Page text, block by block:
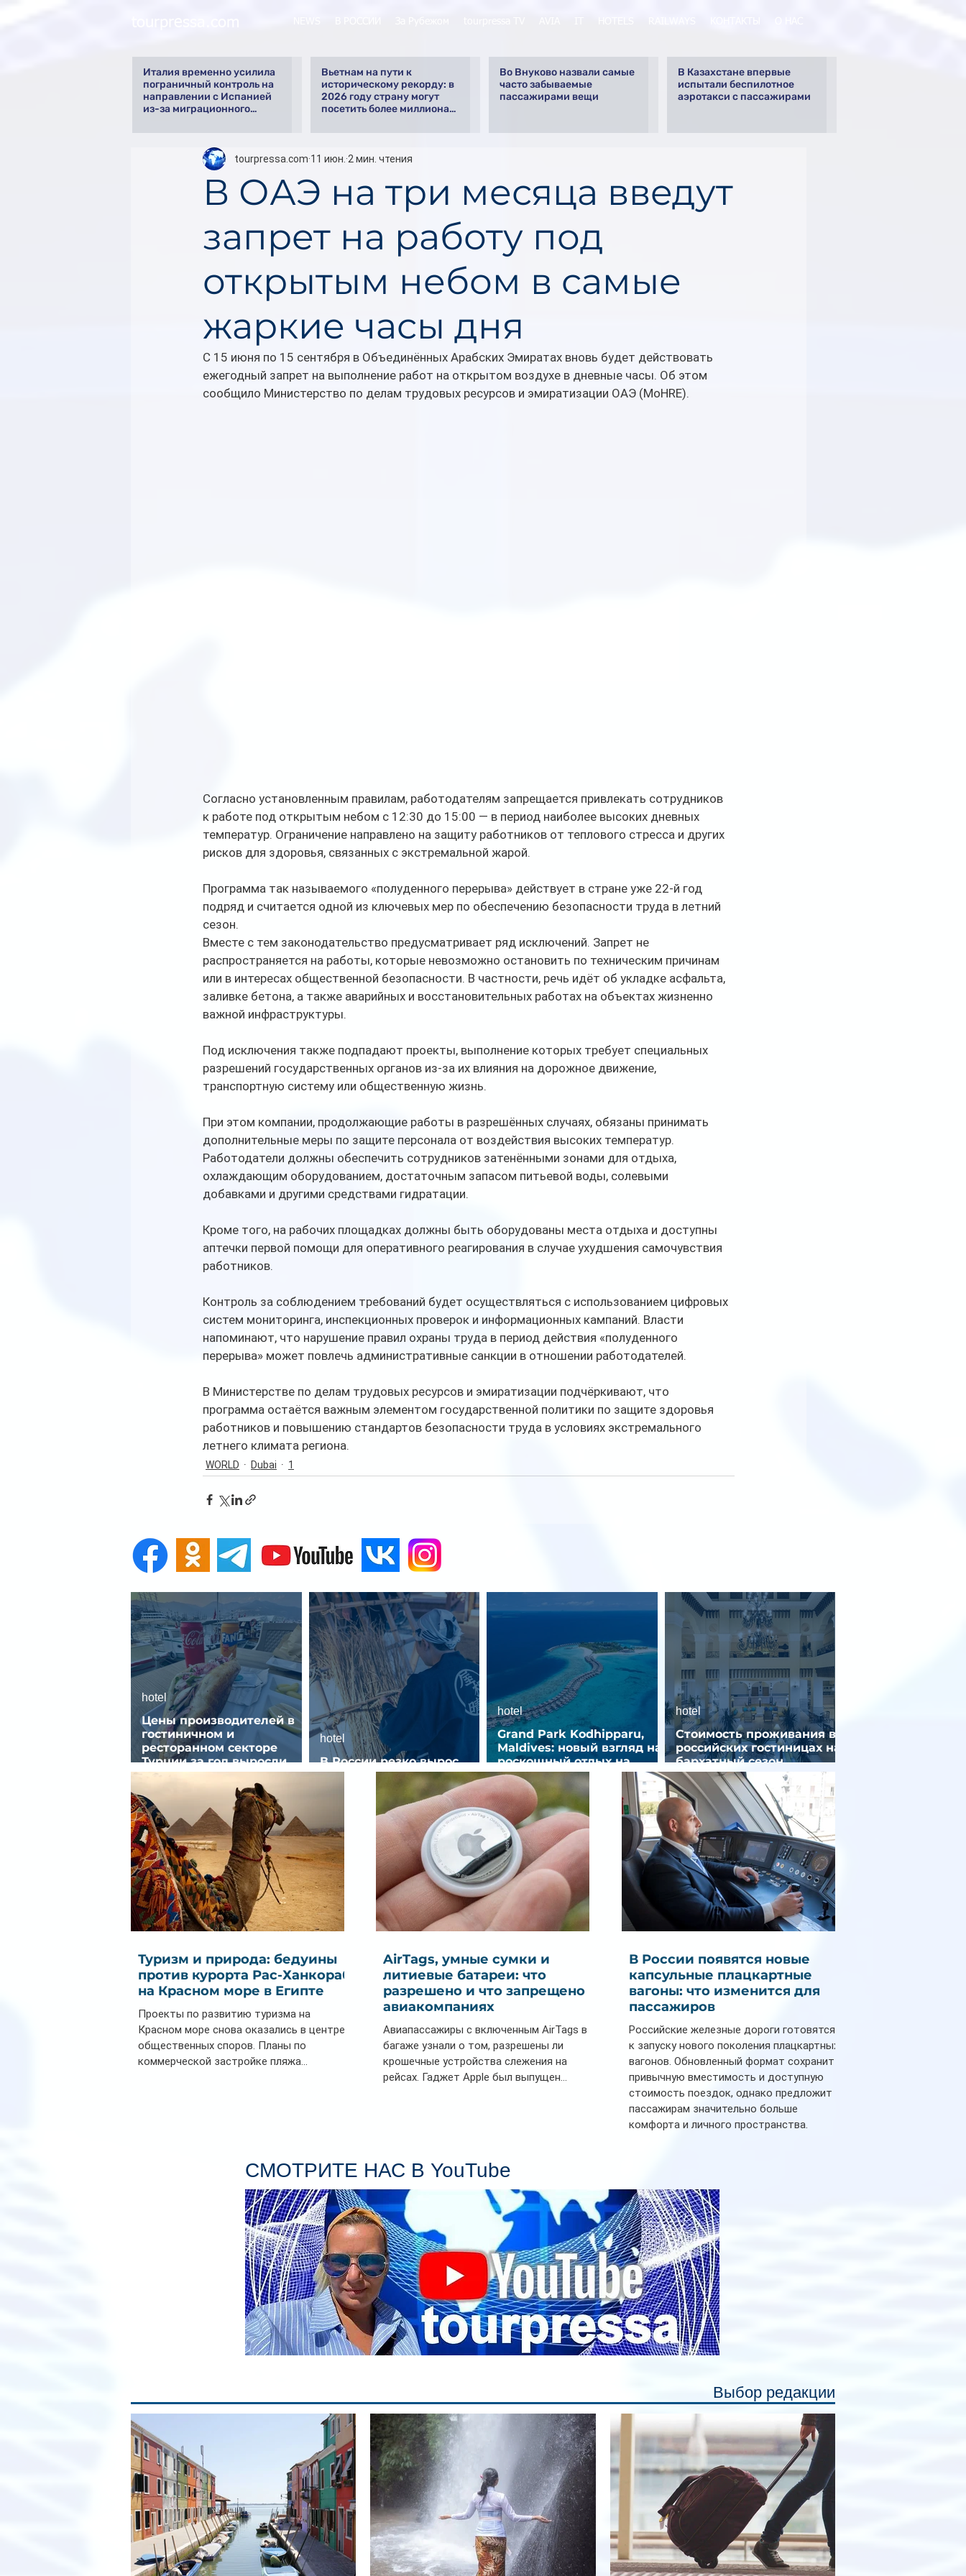
Италия временно усилила
пограничный контроль на
направлении с Испанией
из-за миграционного
Вьетнам на пути к
историческому рекорду: в
2026 году страну могут
посетить более миллиона
Во Внуково назвали самые
часто забываемые
пассажирами вещи
В Казахстане впервые
испытали беспилотное
аэротакси с пассажирами
В ОАЭ на три месяца введут
запрет на работу под
открытым небом в самые
жаркие часы дня
tourpressa.com 11 июн. 2 мин. чтения
С 15 июня по 15 сентября в Объединённых Арабских Эмиратах вновь будет действовать
ежегодный запрет на выполнение работ на открытом воздухе в дневные часы. Об этом
сообщило Министерство по делам трудовых ресурсов и эмиратизации ОАЭ (MoHRE).
Согласно установленным правилам, работодателям запрещается привлекать сотрудников
к работе под открытым небом с 12:30 до 15:00 — в период наиболее высоких дневных
температур. Ограничение направлено на защиту работников от теплового стресса и других
рисков для здоровья, связанных с экстремальной жарой.
Программа так называемого «полуденного перерыва» действует в стране уже 22-й год
подряд и считается одной из ключевых мер по обеспечению безопасности труда в летний
сезон.
Вместе с тем законодательство предусматривает ряд исключений. Запрет не
распространяется на работы, которые невозможно остановить по техническим причинам
или в интересах общественной безопасности. В частности, речь идёт об укладке асфальта,
заливке бетона, а также аварийных и восстановительных работах на объектах жизненно
важной инфраструктуры.
Под исключения также подпадают проекты, выполнение которых требует специальных
разрешений государственных органов из-за их влияния на дорожное движение,
транспортную систему или общественную жизнь.
При этом компании, продолжающие работы в разрешённых случаях, обязаны принимать
дополнительные меры по защите персонала от воздействия высоких температур.
Работодатели должны обеспечить сотрудников затенёнными зонами для отдыха,
охлаждающим оборудованием, достаточным запасом питьевой воды, солевыми
добавками и другими средствами гидратации.
Кроме того, на рабочих площадках должны быть оборудованы места отдыха и доступны
аптечки первой помощи для оперативного реагирования в случае ухудшения самочувствия
работников.
Контроль за соблюдением требований будет осуществляться с использованием цифровых
систем мониторинга, инспекционных проверок и информационных кампаний. Власти
напоминают, что нарушение правил охраны труда в период действия «полуденного
перерыва» может повлечь административные санкции в отношении работодателей.
В Министерстве по делам трудовых ресурсов и эмиратизации подчёркивают, что
программа остаётся важным элементом государственной политики по защите здоровья
работников и повышению стандартов безопасности труда в условиях экстремального
летнего климата региона.
WORLD Dubai 1
Цены производителей в
гостиничном и
ресторанном секторе
Турции за год выросли
почти на 32%
hotel
В России резко вырос
спрос на отели без звезд
hotel
Grand Park Kodhipparu,
Maldives: новый взгляд на
роскошный отдых на
Мальдивах
hotel
Стоимость проживания в
российских гостиницах на
бархатный сезон
снизилась на 9%
hotel
Туризм и природа: бедуины
против курорта Рас-Ханкораб
на Красном море в Египте
Проекты по развитию туризма на
Красном море снова оказались в центре
общественных споров. Планы по
коммерческой застройке пляжа...
AirTags, умные сумки и
литиевые батареи: что
разрешено и что запрещено в
авиакомпаниях
Авиапассажиры с включенным AirTags в
багаже узнали о том, разрешены ли
крошечные устройства слежения на
рейсах. Гаджет Apple был выпущен...
В России появятся новые
капсульные плацкартные
вагоны: что изменится для
пассажиров
Российские железные дороги готовятся
к запуску нового поколения плацкартных
вагонов. Обновленный формат сохранит
привычную вместимость и доступную
стоимость поездок, однако предложит
пассажирам значительно больше
комфорта и личного пространства.
индивидуальные шторки у каждого
спального места. Они позволят
пассажирам закрыть свою полку во
время сна или отдыха, создав ощуще
СМОТРИТЕ НАС В YouTube
Выбор редакции